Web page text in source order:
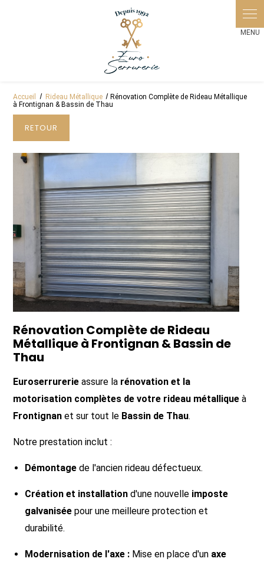
Accueil Rideau Métallique
Rénovation Complète de Rideau Métallique
à Frontignan & Bassin de Thau
RETOUR
Rénovation Complète de Rideau
Métallique à Frontignan & Bassin de
Thau
Euroserrurerie assure la rénovation et la
motorisation complètes de votre rideau métallique à
Frontignan et sur tout le Bassin de Thau.
Notre prestation inclut :
Démontage de l'ancien rideau défectueux.
Création et installation d'une nouvelle imposte
galvanisée pour une meilleure protection et
durabilité.
Modernisation de l'axe : Mise en place d'un axe
Panneau de gestion des cookies